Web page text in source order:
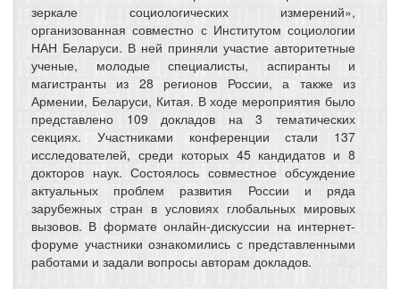
зеркале социологических измерений»,
организованная совместно с Институтом социологии
НАН Беларуси. В ней приняли участие авторитетные
ученые, молодые специалисты, аспиранты и
магистранты из 28 регионов России, а также из
Армении, Беларуси, Китая. В ходе мероприятия было
представлено 109 докладов на 3 тематических
секциях. Участниками конференции стали 137
исследователей, среди которых 45 кандидатов и 8
докторов наук. Состоялось совместное обсуждение
актуальных проблем развития России и ряда
зарубежных стран в условиях глобальных мировых
вызовов. В формате онлайн-дискуссии на интернет-
форуме участники ознакомились с представленными
работами и задали вопросы авторам докладов.